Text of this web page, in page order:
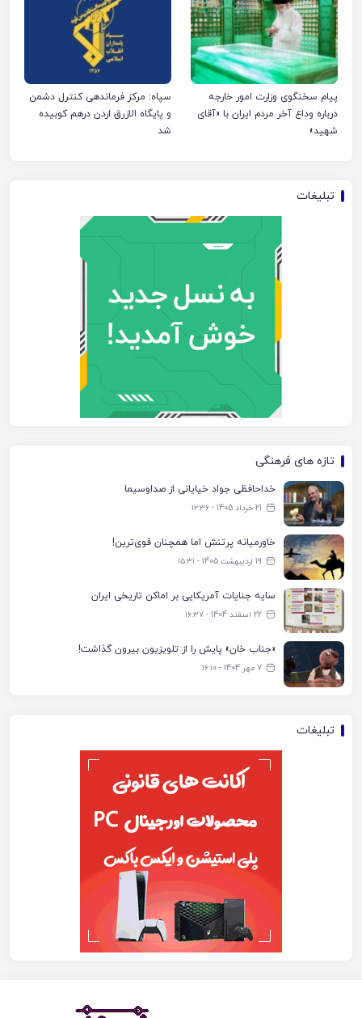
پیام سخنگوی وزارت امور خارجه
درباره وداع آخر مردم ایران با «آقای
شهید»
سپاه: مرکز فرماندهی کنترل دشمن
و پایگاه الازرق اردن درهم کوبیده
شد
تبلیغات
تازه های فرهنگی
خداحافظی جواد خیایانی از صداوسیما
21 خرداد 1405 - ۱۲:۳۶
خاورمیانه پرتنش اما همچنان قوی‌ترین!
19 اردیبهشت 1405 - ۱۵:۳۱
سایه جنایات آمریکایی بر اماکن تاریخی ایران
22 اسفند 1404 - ۱۶:۳۷
«جناب خان» پایش را از تلویزیون بیرون گذاشت!
7 مهر 1404 - ۱۶:۱۰
تبلیغات